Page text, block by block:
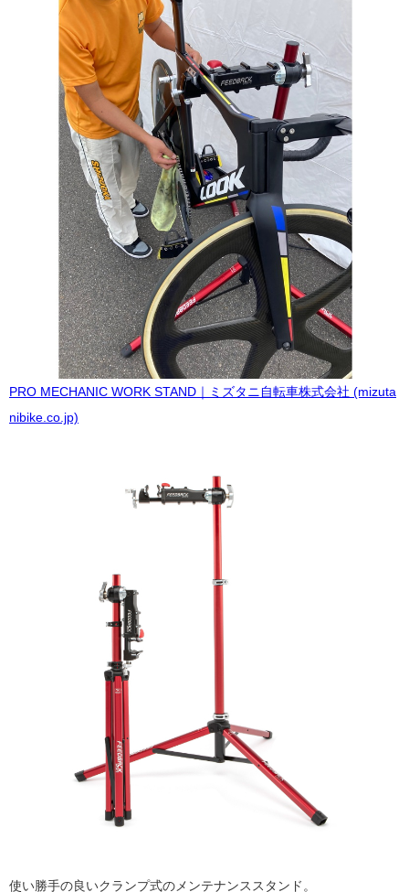
PRO MECHANIC WORK STAND｜ミズタニ自転車株式会社 (mizuta
nibike.co.jp)
使い勝手の良いクランプ式のメンテナンススタンド。